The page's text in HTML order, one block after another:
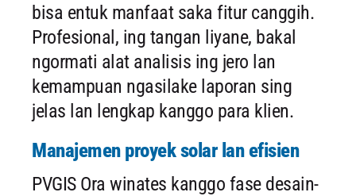
bisa entuk manfaat saka fitur canggih.
Profesional, ing tangan liyane, bakal
ngormati alat analisis ing jero lan
kemampuan ngasilake laporan sing
jelas lan lengkap kanggo para klien.
Manajemen proyek solar lan efisien
PVGIS Ora winates kanggo fase desain-